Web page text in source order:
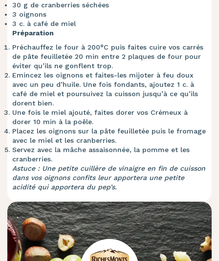
30 g de cranberries séchées
3 oignons
3 c. à café de miel
Préparation
Préchauffez le four à 200°C puis faites cuire vos carrés
de pâte feuilletée 20 min entre 2 plaques de four pour
éviter qu’ils ne gonflent trop.
Emincez les oignons et faites-les mijoter à feu doux
avec un peu d’huile. Une fois fondants, ajoutez 1 c. à
café de miel et poursuivez la cuisson jusqu’à ce qu’ils
dorent bien.
Une fois le miel ajouté, faites dorer vos Crémeux à
dorer 10 min à la poêle.
Placez les oignons sur la pâte feuilletée puis le fromage
avec le miel et les cranberries.
Servez avec la mâche assaisonnée, la pomme et les
cranberries.
Astuce : Une petite cuillère de vinaigre en fin de cuisson
dans vos oignons confits leur apportera une petite
acidité qui apportera du pep’s.